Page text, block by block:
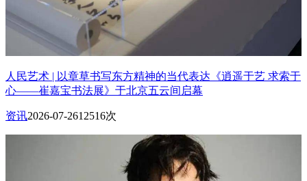
人民艺术 | 以章草书写东方精神的当代表达《逍遥于艺 求索于
心——崔嘉宝书法展》于北京五云间启幕
资讯2026-07-2612516次